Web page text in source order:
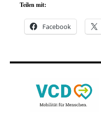
Teilen mit:
Facebook